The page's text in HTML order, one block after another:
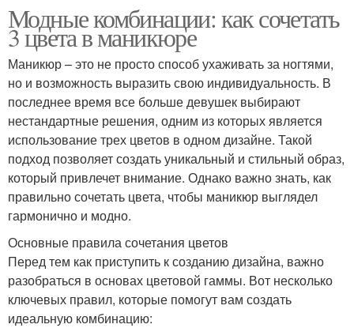
Модные комбинации: как сочетать
3 цвета в маникюре
Маникюр – это не просто способ ухаживать за ногтями,
но и возможность выразить свою индивидуальность. В
последнее время все больше девушек выбирают
нестандартные решения, одним из которых является
использование трех цветов в одном дизайне. Такой
подход позволяет создать уникальный и стильный образ,
который привлечет внимание. Однако важно знать, как
правильно сочетать цвета, чтобы маникюр выглядел
гармонично и модно.
Основные правила сочетания цветов
Перед тем как приступить к созданию дизайна, важно
разобраться в основах цветовой гаммы. Вот несколько
ключевых правил, которые помогут вам создать
идеальную комбинацию: